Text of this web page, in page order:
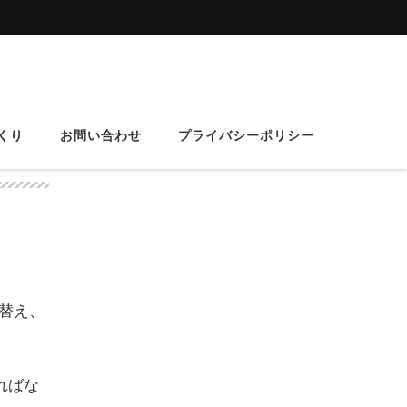
り お問い合わせ プライバシーポリシー
え、
ばな
スポンサーリンク